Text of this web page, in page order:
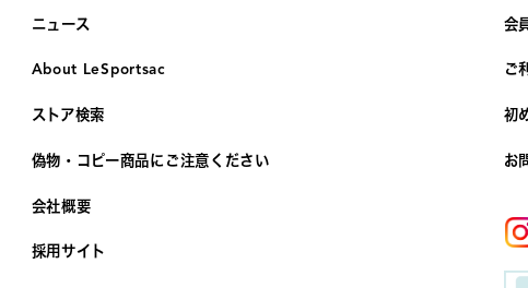
ニュース
About LeSportsac
ストア検索
偽物・コピー商品にご注意ください
会社概要
採用サイト
会
ご
初
お